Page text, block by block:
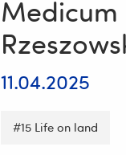
Medicum
11.04.2025
#15 Life on land